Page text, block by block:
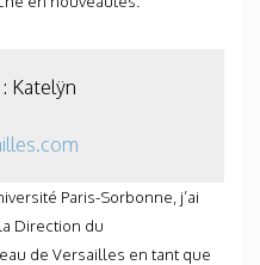
: Katelÿn
Paris-Sorbonne, j’ai
Direction du
de Versailles en tant que